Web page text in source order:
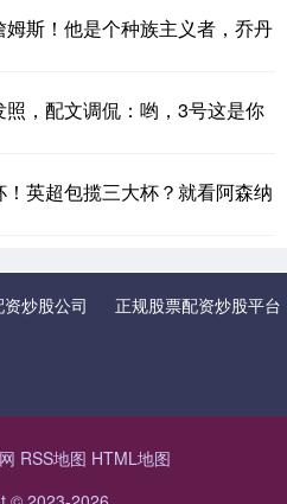
斯！他是个种族主义者，乔丹
，配文调侃：哟，3号这是你
英超包揽三大杯？就看阿森纳
炒股公司 正规股票配资炒股平台
RSS地图 HTML地图